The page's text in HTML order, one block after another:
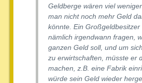
Geldberge wären viel
man nicht noch mehr Geld
könnte. Ein Großgeldbesitzer
nämlich irgendwann fragen,
ganzen Geld soll, und um
zu erwirtschaften, müsste er
machen, z.B. eine Fabrik
würde sein Geld wieder